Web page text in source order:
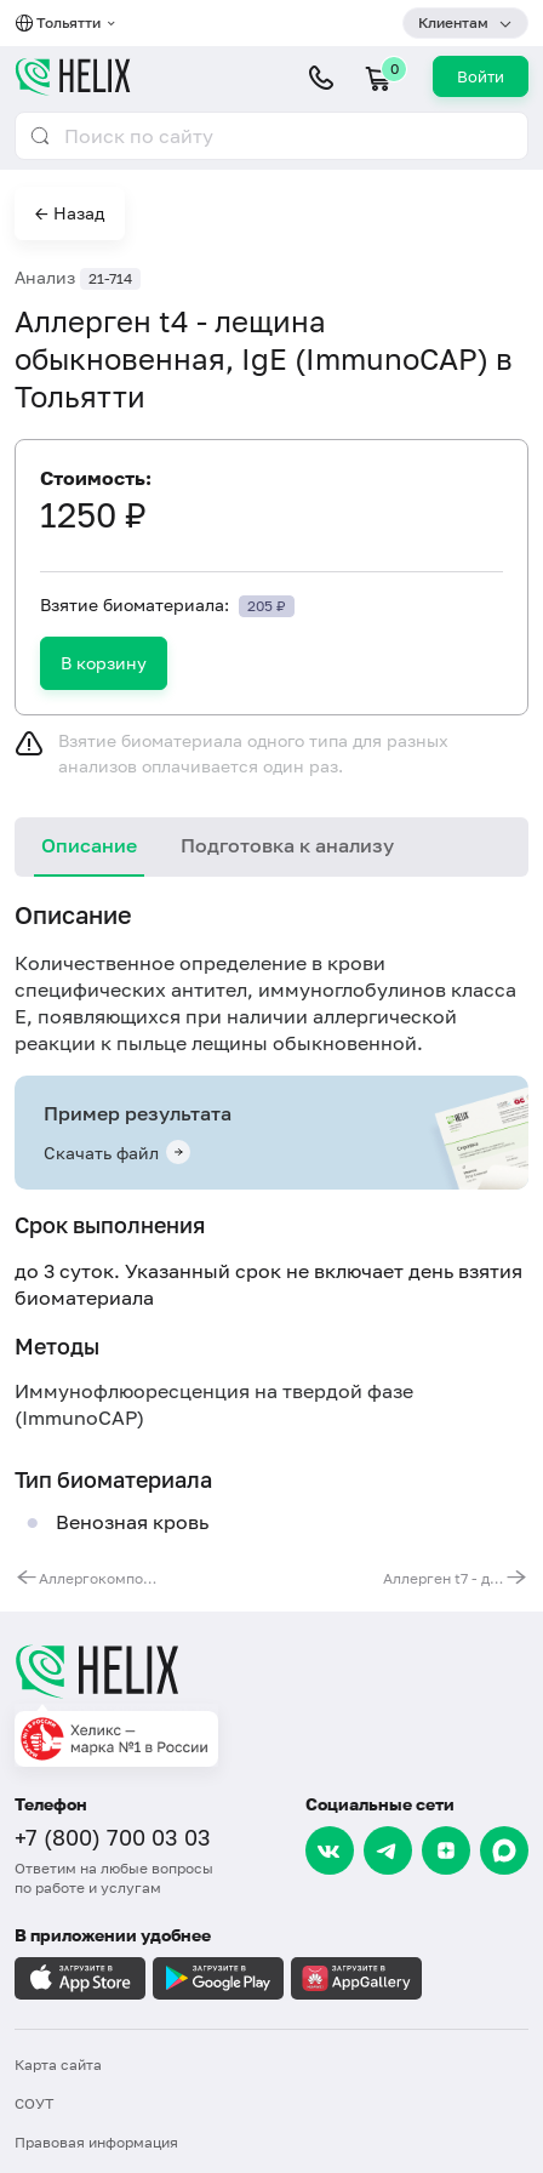
Тольятти Клиентам
0 Войти
← Назад
Анализ 21-714
Аллерген t4 - лещина
обыкновенная, IgE (ImmunoCAP) в
Тольятти
Стоимость:
1250 ₽
Взятие биоматериала: 205 ₽
В корзину
Взятие биоматериала одного типа для разных
анализов оплачивается один раз.
Описание Подготовка к анализу
Описание
Количественное определение в крови
специфических антител, иммуноглобулинов класса
E, появляющихся при наличии аллергической
реакции к пыльце лещины обыкновенной.
Пример результата
Скачать файл
Срок выполнения
до 3 суток. Указанный срок не включает день взятия
биоматериала
Методы
Иммунофлюоресценция на твердой фазе
(ImmunoCAP)
Тип биоматериала
Венозная кровь
Аллергокомпонент f77 - бета-лактоглобулин nBos d 5, IgE (ImmunoCAP) Аллерген t7 - дуб, IgE (ImmunoCAP)
Телефон
+7 (800) 700 03 03
Ответим на любые вопросы
по работе и услугам
Социальные сети
В приложении удобнее
Карта сайта
СОУТ
Правовая информация